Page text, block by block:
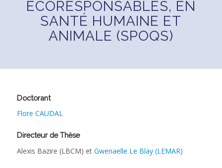
ÉCORESPONSABLES, EN
SANTÉ HUMAINE ET
ANIMALE (SPOQS)
Doctorant
Flore CAUDAL
Directeur de Thèse
Alexis Bazire (LBCM) et Gwenaelle Le Blay (LEMAR)